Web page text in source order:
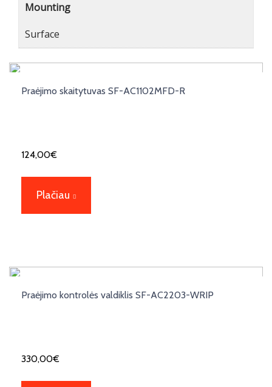
Mounting
Surface
Praėjimo skaitytuvas SF-AC1102MFD-R
124,00€
Plačiau
Praėjimo kontrolės valdiklis SF-AC2203-WRIP
330,00€